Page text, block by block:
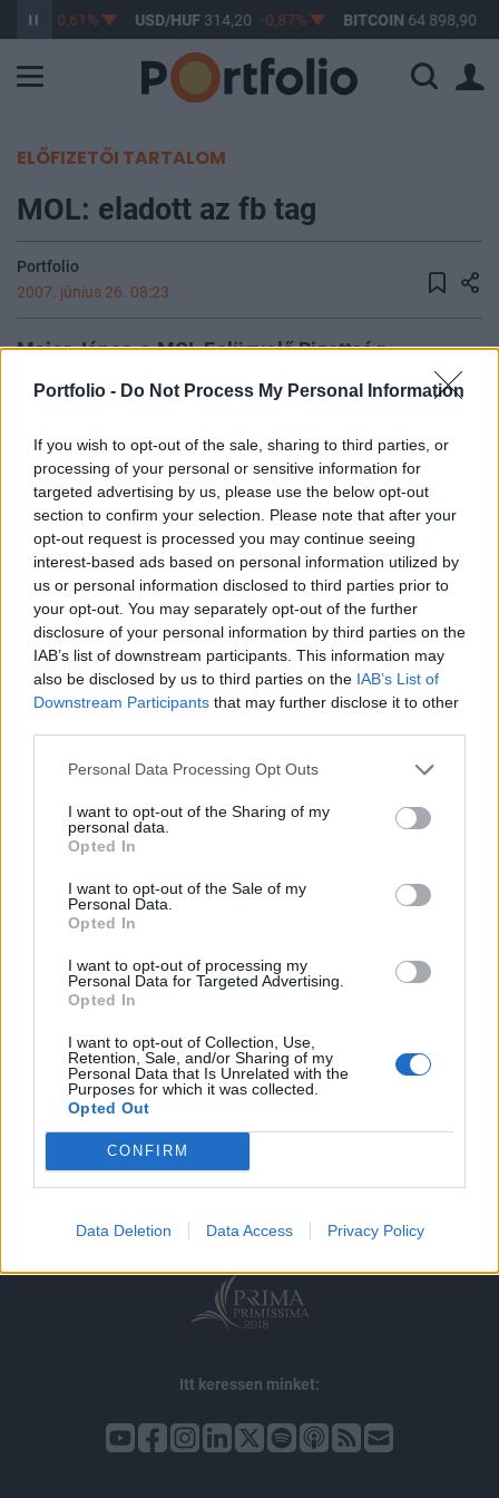
Portfolio - Do Not Process My Personal Information
If you wish to opt-out of the sale, sharing to third parties, or
processing of your personal or sensitive information for
targeted advertising by us, please use the below opt-out
section to confirm your selection. Please note that after your
opt-out request is processed you may continue seeing
interest-based ads based on personal information utilized by
us or personal information disclosed to third parties prior to
your opt-out. You may separately opt-out of the further
disclosure of your personal information by third parties on the
IAB’s list of downstream participants. This information may
also be disclosed by us to third parties on the IAB’s List of
Downstream Participants that may further disclose it to other
Personal Data Processing Opt Outs
I want to opt-out of the Sharing of my
personal data.
Opted In
I want to opt-out of the Sale of my
Personal Data.
Opted In
I want to opt-out of processing my
Personal Data for Targeted Advertising.
Opted In
I want to opt-out of Collection, Use,
Retention, Sale, and/or Sharing of my
Personal Data that Is Unrelated with the
Purposes for which it was collected.
Opted Out
CONFIRM
Data Deletion Data Access Privacy Policy
-0,61% USD/HUF 314,20 -0,87% BITCOIN 64 898,90
ELŐFIZETŐI TARTALOM
MOL: eladott az fb tag
Portfolio
2007. június 26. 08:23
Major János, a MOL Felügyelő Bizottság
munkavállalói képviseletet ellátó tagja 2007.
június 25-én 200 darab MOL részvényt értékesített
27,252 forint/darab átlagárfolyamon.
A tranzakciót követően Major János tulajdonában 344
darab MOL részvény maradt.
KEDVES OLVASÓNK!
A keresett cikk a portfolio.hu hírarchívumához
tartozik, melynek olvasása előfizetéses
regisztrációhoz kötött.
Kötéslisták: BÉT elmúlt 2 év napon belüli
kötéslistái
impresszum
jogi nyilatkozat
adatvédelem
szerzői jogok médiaajánlat
karrier
kommentkezelés
ÁSZF
Itt keressen minket: